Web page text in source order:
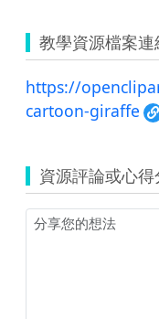
教學資源檔案連
https://
cartoon-giraffe
資源評論或心得